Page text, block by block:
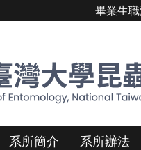
畢業生
系所簡介 系所辦法